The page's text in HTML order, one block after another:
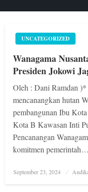
UNCATEGORIZED
Wanagama
Presiden Jokowi
Oleh : Dani Ramdan )*
mencanangkan hutan
pembangunan Ibu
Kota B Kawasan Inti
Pencanangan
komitmen pemerintah…
Posted
September 23, 2024